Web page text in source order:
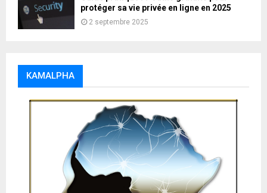
protéger sa vie privée en ligne en 2025
2 septembre 2025
KAMALPHA